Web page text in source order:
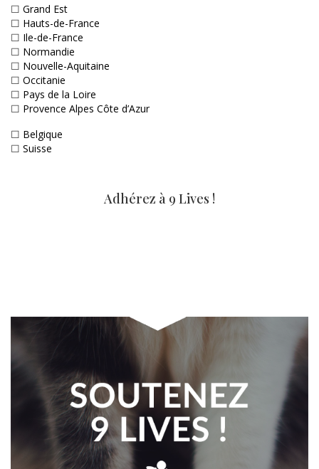
☐ Grand Est
☐ Hauts-de-France
☐ Ile-de-France
☐ Normandie
☐ Nouvelle-Aquitaine
☐ Occitanie
☐ Pays de la Loire
☐ Provence Alpes Côte d’Azur
☐ Belgique
☐ Suisse
Adhérez à 9 Lives !